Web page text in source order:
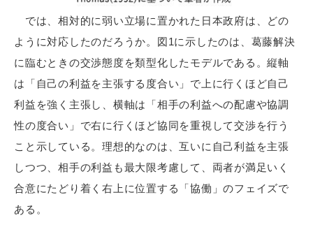
では、相対的に弱い立場に置かれた日本政府は、どの
ように対応したのだろうか。図1に示したのは、葛藤解決
に臨むときの交渉態度を類型化したモデルである。縦軸
は「自己の利益を主張する度合い」で上に行くほど自己
利益を強く主張し、横軸は「相手の利益への配慮や協調
性の度合い」で右に行くほど協同を重視して交渉を行う
こと示している。理想的なのは、互いに自己利益を主張
しつつ、相手の利益も最大限考慮して、両者が満足いく
合意にたどり着く右上に位置する「協働」のフェイズで
ある。